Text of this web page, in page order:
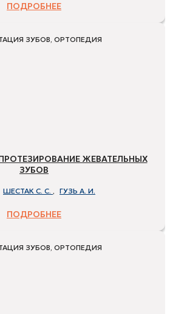
ПОДРОБНЕЕ
ЗУБОВ, ОРТОПЕДИЯ
ЖЕВАТЕЛЬНЫХ
ЗУБОВ
ШЕСТАК С. С. , ГУЗЬ А. И.
ПОДРОБНЕЕ
ЗУБОВ, ОРТОПЕДИЯ